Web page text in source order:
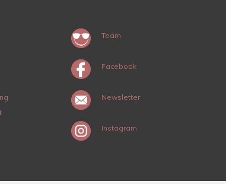
Team
Facebook
Newsletter
Instagram